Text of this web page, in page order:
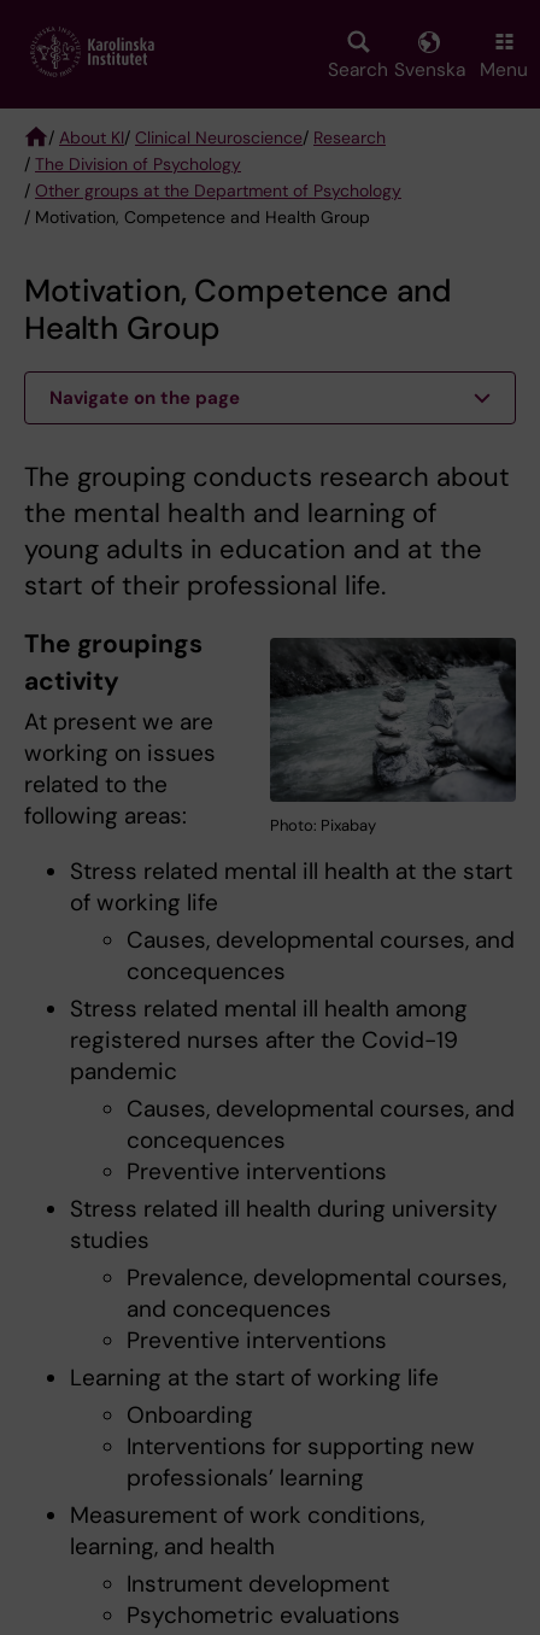
main
Search Svenska Menu
Breadcrumb
/ About KI/ Clinical Neuroscience/ Research
/ The Division of Psychology
/ Other groups at the Department of Psychology
/ Motivation, Competence and Health Group
Motivation, Competence and
Health Group
Navigate on the page
The grouping conducts research about
the mental health and learning of
young adults in education and at the
start of their professional life.
Photo: Pixabay
The groupings
activity
At present we are
working on issues
related to the
following areas:
Stress related mental ill health at the start
of working life
Causes, developmental courses, and
concequences
Stress related mental ill health among
registered nurses after the Covid-19
pandemic
Causes, developmental courses, and
concequences
Preventive interventions
Stress related ill health during university
studies
Prevalence, developmental courses,
and concequences
Preventive interventions
Learning at the start of working life
Onboarding
Interventions for supporting new
professionals’ learning
Measurement of work conditions,
learning, and health
Instrument development
Psychometric evaluations